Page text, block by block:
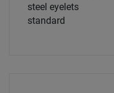
steel eyelets
standard